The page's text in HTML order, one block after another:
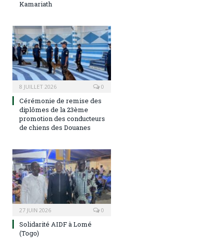
Kamariath
8 JUILLET 2026 0
Cérémonie de remise des
diplômes de la 23ème
promotion des conducteurs
de chiens des Douanes
27 JUIN 2026 0
Solidarité AIDF à Lomé
(Togo)